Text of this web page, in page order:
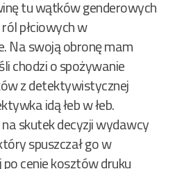
tu wątków genderowych
płciowych w
Na swoją obronę mam
chodzi o spożywanie
z detektywistycznej
idą łeb w łeb.
skutek decyzji wydawcy
spuszczał go w
cenie kosztów druku